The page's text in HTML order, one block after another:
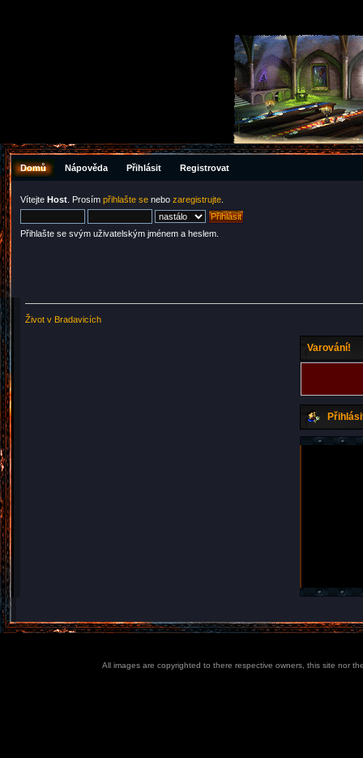
Domů Nápověda Přihlásit Registrovat
Vítejte Host . Prosím přihlašte se nebo zaregistrujte
Přihlašte se svým uživatelským jménem a heslem.
Život v Bradavicích
Varování!
All images are copyrighted to there respective owners, this site nor